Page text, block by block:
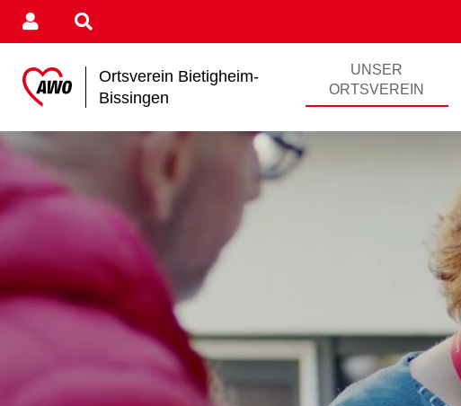
Ortsverein Bietigheim-
Bissingen
UNSER
ORTSVEREIN